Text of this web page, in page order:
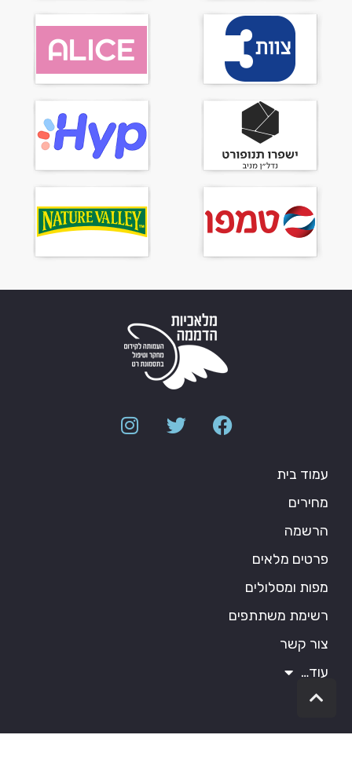
עמוד בית
מחירים
הרשמה
פרטים מלאים
מפות ומסלולים
רשימת משתתפים
צור קשר
עוד…
גלילה
העמוד